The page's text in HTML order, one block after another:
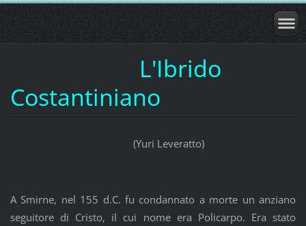
L'Ibrido
Costantiniano
(Yuri Leveratto)
A Smirne, nel 155 d.C. fu condannato a morte un anziano
seguitore di Cristo, il cui nome era Policarpo. Era stato